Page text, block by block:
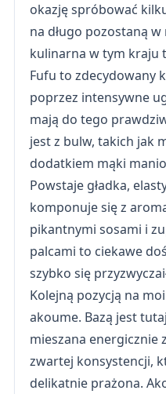
okazję spróbować
na długo pozostaną
kulinarna w tym kraju
Fufu to zdecydowany
poprzez intensywne
mają do tego
jest z bulw, takich jak
dodatkiem mąki
Powstaje gładka,
komponuje się z
pikantnymi sosami i
palcami to ciekawe
szybko się
Kolejną pozycją na
akoume. Bazą jest
mieszana energicznie
zwartej konsystencji,
delikatnie prażona.